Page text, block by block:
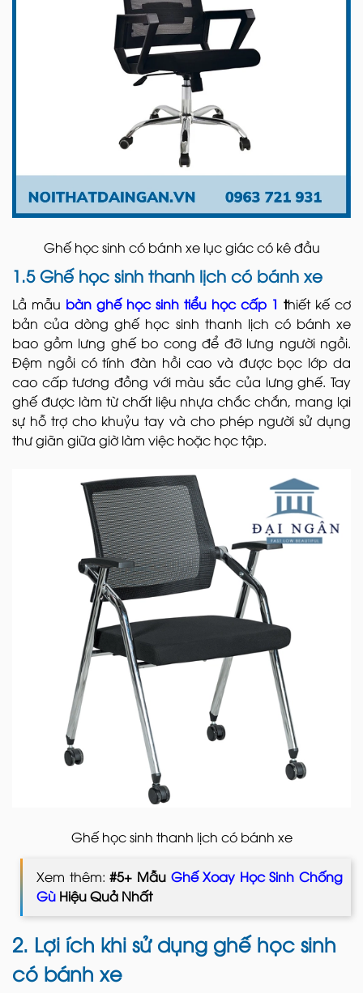
Ghế học sinh có bánh xe lục giác có kê đầu
1.5 Ghế học sinh thanh lịch có bánh xe
Lầ mẫu bàn ghế học sinh tiểu học cấp 1 thiết kế cơ
bản của dòng ghế học sinh thanh lịch có bánh xe
bao gồm lưng ghế bo cong để đỡ lưng người ngồi.
Đệm ngồi có tính đàn hồi cao và được bọc lớp da
cao cấp tương đồng với màu sắc của lưng ghế. Tay
ghế được làm từ chất liệu nhựa chắc chắn, mang lại
sự hỗ trợ cho khuỷu tay và cho phép người sử dụng
thư giãn giữa giờ làm việc hoặc học tập.
Ghế học sinh thanh lịch có bánh xe
Xem thêm:#5+ Mẫu Ghế Xoay Học Sinh Chống
Gù Hiệu Quả Nhất
2. Lợi ích khi sử dụng ghế học sinh
có bánh xe